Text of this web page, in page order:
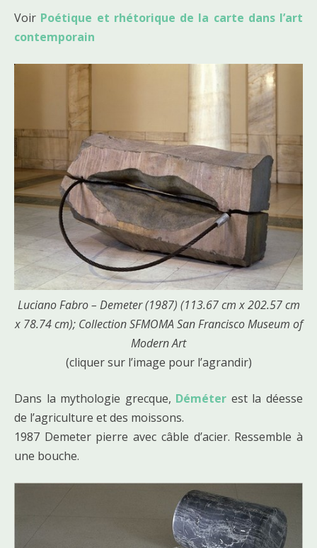
Voir Poétique et rhétorique de la carte dans l’art
contemporain
Luciano Fabro – Demeter (1987) (113.67 cm x 202.57 cm
x 78.74 cm); Collection SFMOMA San Francisco Museum of
Modern Art
(cliquer sur l’image pour l’agrandir)
Dans la mythologie grecque, Déméter est la déesse
de l’agriculture et des moissons.
1987 Demeter pierre avec câble d’acier. Ressemble à
une bouche.